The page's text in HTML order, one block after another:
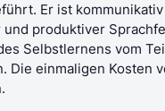
Er ist
produktiver
Selbstlernens vom
Die einmaligen Kosten